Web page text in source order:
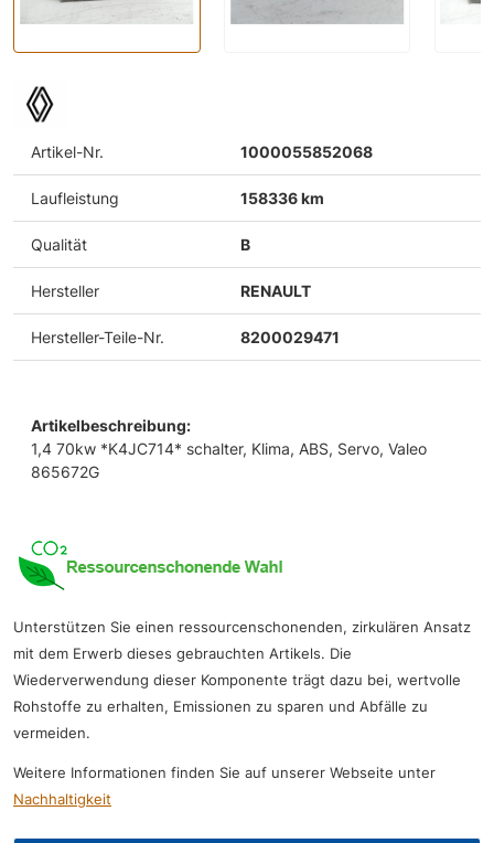
Artikel-Nr. 1000055852068
Laufleistung 158336 km
Qualität B
Hersteller RENAULT
Hersteller-Teile-Nr. 8200029471
Artikelbeschreibung:
1,4 70kw *K4JC714* schalter, Klima, ABS, Servo, Valeo
865672G
Unterstützen Sie einen ressourcenschonenden, zirkulären Ansatz
mit dem Erwerb dieses gebrauchten Artikels. Die
Wiederverwendung dieser Komponente trägt dazu bei, wertvolle
Rohstoffe zu erhalten, Emissionen zu sparen und Abfälle zu
vermeiden.
Weitere Informationen finden Sie auf unserer Webseite unter
Nachhaltigkeit